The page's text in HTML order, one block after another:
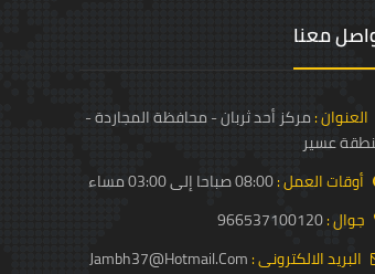
معنا
العنوان :مركز أحد ثربان - محافظة المجاردة -
عسير
أوقات العمل :08:00 صباحا إلى 03:00 مساء
جوال :966537100120
البريد الالكترونى :Jambh37@hotmail.com